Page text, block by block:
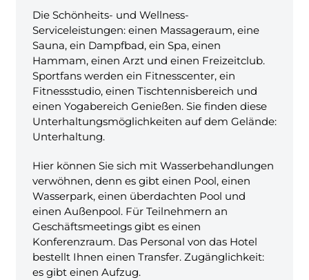
Die Schönheits- und Wellness-
Serviceleistungen: einen Massageraum, eine
Sauna, ein Dampfbad, ein Spa, einen
Hammam, einen Arzt und einen Freizeitclub.
Sportfans werden ein Fitnesscenter, ein
Fitnessstudio, einen Tischtennisbereich und
einen Yogabereich Genießen. Sie finden diese
Unterhaltungsmöglichkeiten auf dem Gelände:
Unterhaltung.
Hier können Sie sich mit Wasserbehandlungen
verwöhnen, denn es gibt einen Pool, einen
Wasserpark, einen überdachten Pool und
einen Außenpool. Für Teilnehmern an
Geschäftsmeetings gibt es einen
Konferenzraum. Das Personal von das Hotel
bestellt Ihnen einen Transfer. Zugänglichkeit:
es gibt einen Aufzug.